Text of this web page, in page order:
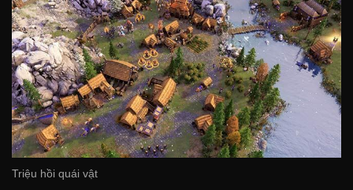
Triệu hồi quái vật